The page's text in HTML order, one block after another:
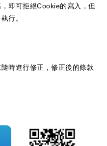
即可拒絕Cookie的寫入，但
行。
時進行修正，修正後的條款